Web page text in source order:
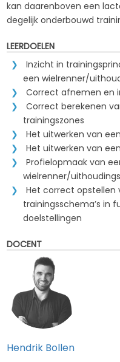
kan daarenboven een
degelijk onderbouwd
LEERDOELEN
Inzicht in
een wielrenner/
Correct afnemen en
Correct berekenen
trainingszones
Het uitwerken van
Het uitwerken van
Profielopmaak van
wielrenner/
Het correct opstellen
trainingsschema’s in
doelstellingen
DOCENT
Hendrik Bollen